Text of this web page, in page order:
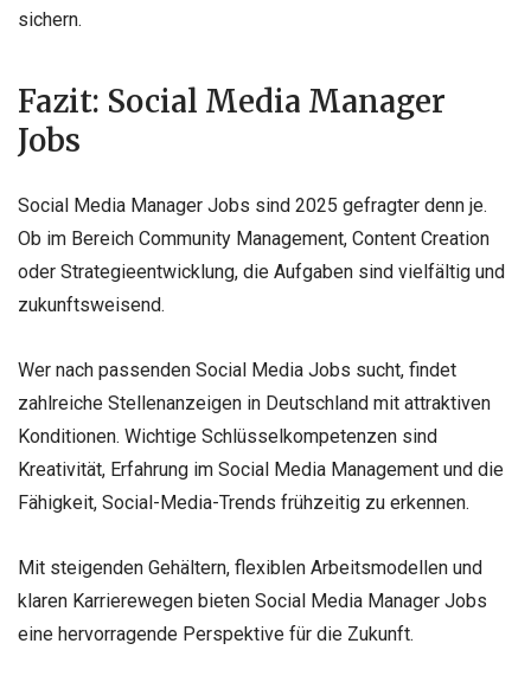
sichern.
Fazit: Social Media Manager
Jobs
Social Media Manager Jobs sind 2025 gefragter denn je.
Ob im Bereich Community Management, Content Creation
oder Strategieentwicklung, die Aufgaben sind vielfältig und
zukunftsweisend.
Wer nach passenden Social Media Jobs sucht, findet
zahlreiche Stellenanzeigen in Deutschland mit attraktiven
Konditionen. Wichtige Schlüsselkompetenzen sind
Kreativität, Erfahrung im Social Media Management und die
Fähigkeit, Social-Media-Trends frühzeitig zu erkennen.
Mit steigenden Gehältern, flexiblen Arbeitsmodellen und
klaren Karrierewegen bieten Social Media Manager Jobs
eine hervorragende Perspektive für die Zukunft.